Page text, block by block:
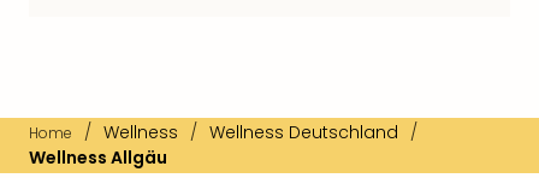
Home / Wellness / Wellness Deutschland /
Wellness Allgäu